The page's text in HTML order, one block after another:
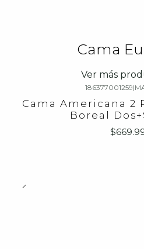
Cama
Ver más
186377001259|
Cama Americana 2
Boreal